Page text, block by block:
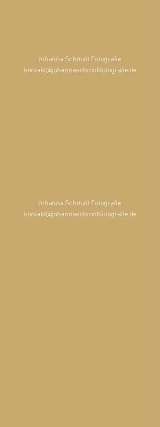
Johanna Schmidt Fotografie
kontakt@johannaschmidtfotografie.de
Johanna Schmidt Fotografie
kontakt@johannaschmidtfotografie.de